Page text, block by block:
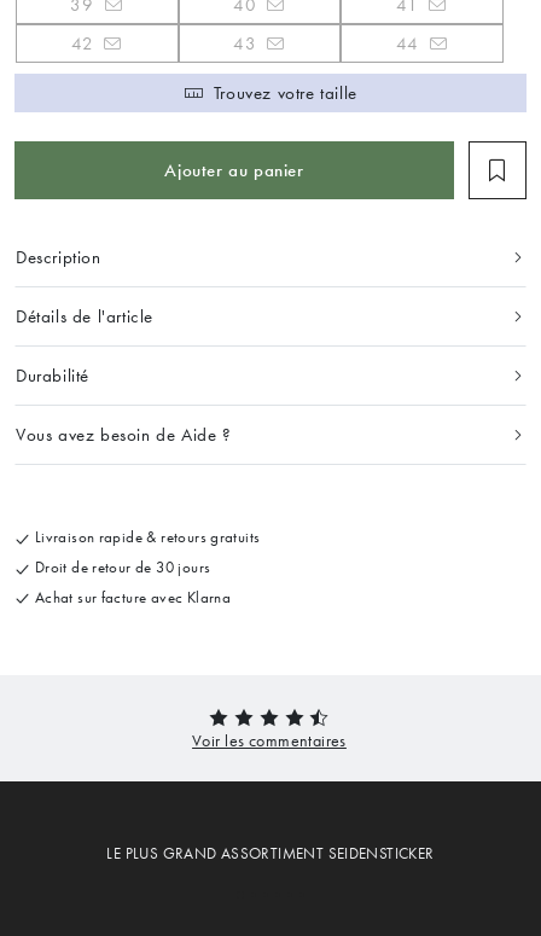
42
43 44
Trouvez votre taille
Ajouter au panier
Description
Détails de l'article
Durabilité
Vous avez besoin de Aide ?
Livraison rapide & retours gratuits
Droit de retour de 30 jours
Achat sur facture avec Klarna
LE PLUS GRAND ASSORTIMENT SEIDENSTICKER